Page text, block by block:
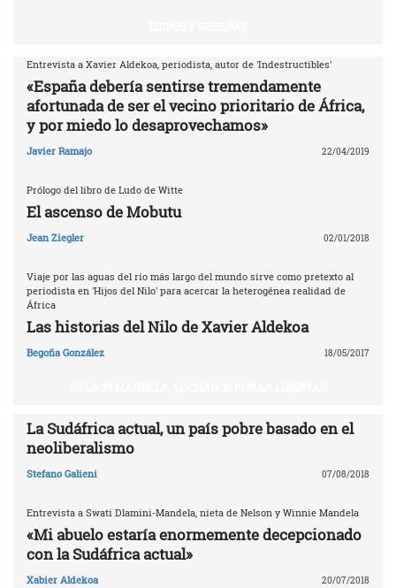
Entrevista a Xavier Aldekoa, periodista, autor de 'Indestructibles'
«España debería sentirse tremendamente
afortunada de ser el vecino prioritario de África,
y por miedo lo desaprovechamos»
Javier Ramajo 22/04/2019
Prólogo del libro de Ludo de Witte
El ascenso de Mobutu
Jean Ziegler 02/01/2018
Viaje por las aguas del río más largo del mundo sirve como pretexto al
periodista en 'Hijos del Nilo' para acercar la heterogénea realidad de
África
Las historias del Nilo de Xavier Aldekoa
Begoña González 18/05/2017
La Sudáfrica actual, un país pobre basado en el
neoliberalismo
Stefano Galieni 07/08/2018
Entrevista a Swati Dlamini-Mandela, nieta de Nelson y Winnie Mandela
«Mi abuelo estaría enormemente decepcionado
con la Sudáfrica actual»
Xabier Aldekoa 20/07/2018